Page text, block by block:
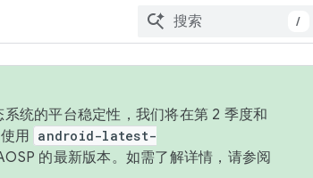
/
统的平台稳定性，我们将在第 2 季度和
用 android-latest-
的最新版本。如需了解详情，请参阅